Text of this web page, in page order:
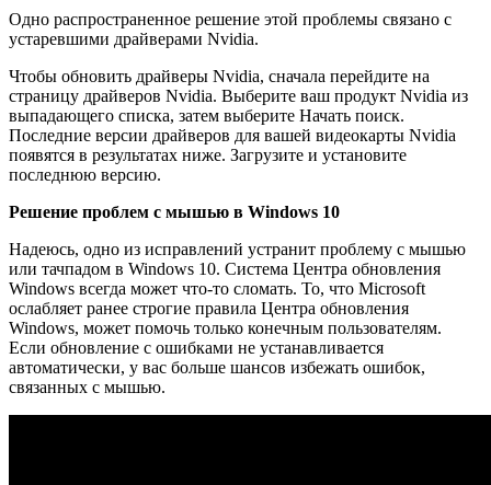
Одно распространенное решение этой проблемы связано с
устаревшими драйверами Nvidia.
Чтобы обновить драйверы Nvidia, сначала перейдите на
страницу драйверов Nvidia. Выберите ваш продукт Nvidia из
выпадающего списка, затем выберите Начать поиск.
Последние версии драйверов для вашей видеокарты Nvidia
появятся в результатах ниже. Загрузите и установите
последнюю версию.
Решение проблем с мышью в Windows 10
Надеюсь, одно из исправлений устранит проблему с мышью
или тачпадом в Windows 10. Система Центра обновления
Windows всегда может что-то сломать. То, что Microsoft
ослабляет ранее строгие правила Центра обновления
Windows, может помочь только конечным пользователям.
Если обновление с ошибками не устанавливается
автоматически, у вас больше шансов избежать ошибок,
связанных с мышью.